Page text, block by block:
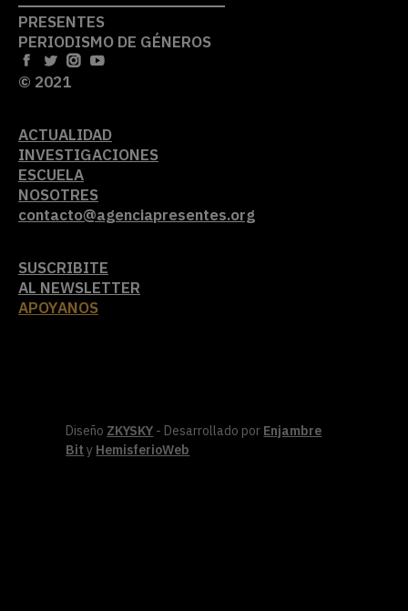
PRESENTES
PERIODISMO DE GÉNEROS
© 2021
ACTUALIDAD
INVESTIGACIONES
ESCUELA
NOSOTRES
contacto@agenciapresentes.org
SUSCRIBITE
AL NEWSLETTER
APOYANOS
Diseño ZKYSKY - Desarrollado por Enjambre
Bit y HemisferioWeb